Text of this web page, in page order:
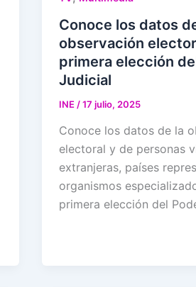
Conoce los datos
observación
primera elección
Judicial
INE /17 julio, 2025
Conoce los datos de la
electoral y de personas
extranjeras, países
organismos
primera elección del